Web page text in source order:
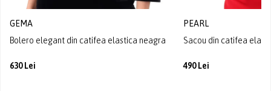
GEMA
Bolero elegant din catifea elastica neagra
630 Lei
PEARL
Sacou din catifea
490 Lei